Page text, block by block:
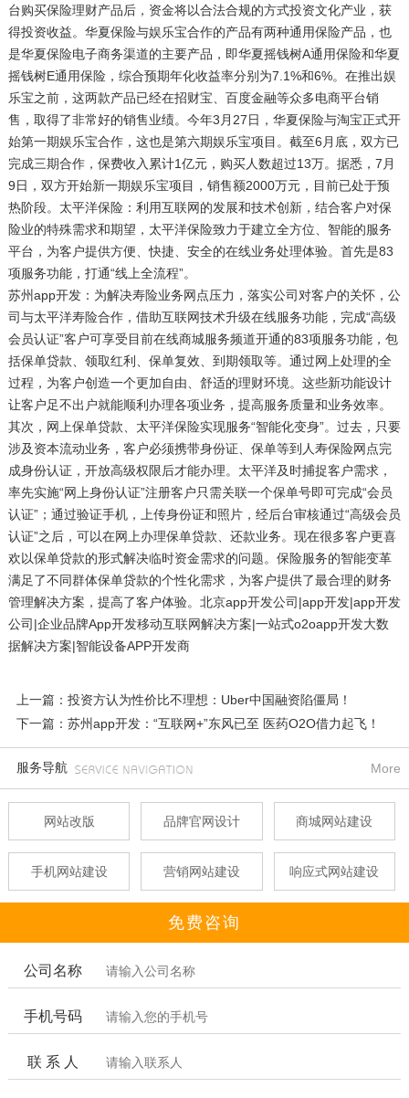
台购买保险理财产品后，资金将以合法合规的方式投资文化产业，获
得投资收益。华夏保险与娱乐宝合作的产品有两种通用保险产品，也
是华夏保险电子商务渠道的主要产品，即华夏摇钱树A通用保险和华夏
摇钱树E通用保险，综合预期年化收益率分别为7.1%和6%。在推出娱
乐宝之前，这两款产品已经在招财宝、百度金融等众多电商平台销
售，取得了非常好的销售业绩。今年3月27日，华夏保险与淘宝正式开
始第一期娱乐宝合作，这也是第六期娱乐宝项目。截至6月底，双方已
完成三期合作，保费收入累计1亿元，购买人数超过13万。据悉，7月
9日，双方开始新一期娱乐宝项目，销售额2000万元，目前已处于预
热阶段。太平洋保险：利用互联网的发展和技术创新，结合客户对保
险业的特殊需求和期望，太平洋保险致力于建立全方位、智能的服务
平台，为客户提供方便、快捷、安全的在线业务处理体验。首先是83
项服务功能，打通“线上全流程”。
苏州app开发：为解决寿险业务网点压力，落实公司对客户的关怀，公
司与太平洋寿险合作，借助互联网技术升级在线服务功能，完成“高级
会员认证”客户可享受目前在线商城服务频道开通的83项服务功能，包
括保单贷款、领取红利、保单复效、到期领取等。通过网上处理的全
过程，为客户创造一个更加自由、舒适的理财环境。这些新功能设计
让客户足不出户就能顺利办理各项业务，提高服务质量和业务效率。
其次，网上保单贷款、太平洋保险实现服务“智能化变身”。过去，只要
涉及资本流动业务，客户必须携带身份证、保单等到人寿保险网点完
成身份认证，开放高级权限后才能办理。太平洋及时捕捉客户需求，
率先实施“网上身份认证”注册客户只需关联一个保单号即可完成“会员
认证”；通过验证手机，上传身份证和照片，经后台审核通过“高级会员
认证”之后，可以在网上办理保单贷款、还款业务。现在很多客户更喜
欢以保单贷款的形式解决临时资金需求的问题。保险服务的智能变革
满足了不同群体保单贷款的个性化需求，为客户提供了最合理的财务
管理解决方案，提高了客户体验。北京app开发公司|app开发|app开发
公司|企业品牌App开发移动互联网解决方案|一站式o2oapp开发大数
据解决方案|智能设备APP开发商
上一篇：投资方认为性价比不理想：Uber中国融资陷僵局！
下一篇：苏州app开发：“互联网+”东风已至 医药O2O借力起飞！
服务导航 More
网站改版 品牌官网设计 商城网站建设
手机网站建设 营销网站建设 响应式网站建设
免费咨询
公司名称
手机号码
联 系 人